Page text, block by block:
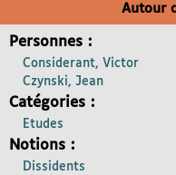
Autour
Personnes :
Considerant, Victor
Czynski, Jean
Catégories :
Etudes
Notions :
Dissidents